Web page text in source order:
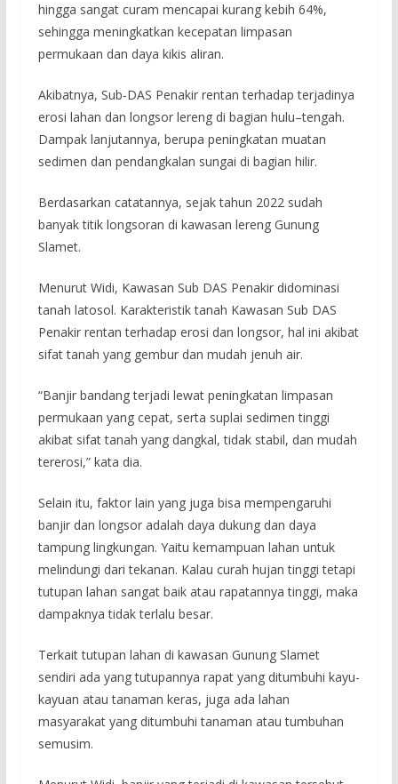
hingga sangat curam mencapai kurang kebih 64%,
sehingga meningkatkan kecepatan limpasan
permukaan dan daya kikis aliran.
Akibatnya, Sub-DAS Penakir rentan terhadap terjadinya
erosi lahan dan longsor lereng di bagian hulu–tengah.
Dampak lanjutannya, berupa peningkatan muatan
sedimen dan pendangkalan sungai di bagian hilir.
Berdasarkan catatannya, sejak tahun 2022 sudah
banyak titik longsoran di kawasan lereng Gunung
Slamet.
Menurut Widi, Kawasan Sub DAS Penakir didominasi
tanah latosol. Karakteristik tanah Kawasan Sub DAS
Penakir rentan terhadap erosi dan longsor, hal ini akibat
sifat tanah yang gembur dan mudah jenuh air.
“Banjir bandang terjadi lewat peningkatan limpasan
permukaan yang cepat, serta suplai sedimen tinggi
akibat sifat tanah yang dangkal, tidak stabil, dan mudah
tererosi,” kata dia.
Selain itu, faktor lain yang juga bisa mempengaruhi
banjir dan longsor adalah daya dukung dan daya
tampung lingkungan. Yaitu kemampuan lahan untuk
melindungi dari tekanan. Kalau curah hujan tinggi tetapi
tutupan lahan sangat baik atau rapatannya tinggi, maka
dampaknya tidak terlalu besar.
Terkait tutupan lahan di kawasan Gunung Slamet
sendiri ada yang tutupannya rapat yang ditumbuhi kayu-
kayuan atau tanaman keras, juga ada lahan
masyarakat yang ditumbuhi tanaman atau tumbuhan
semusim.